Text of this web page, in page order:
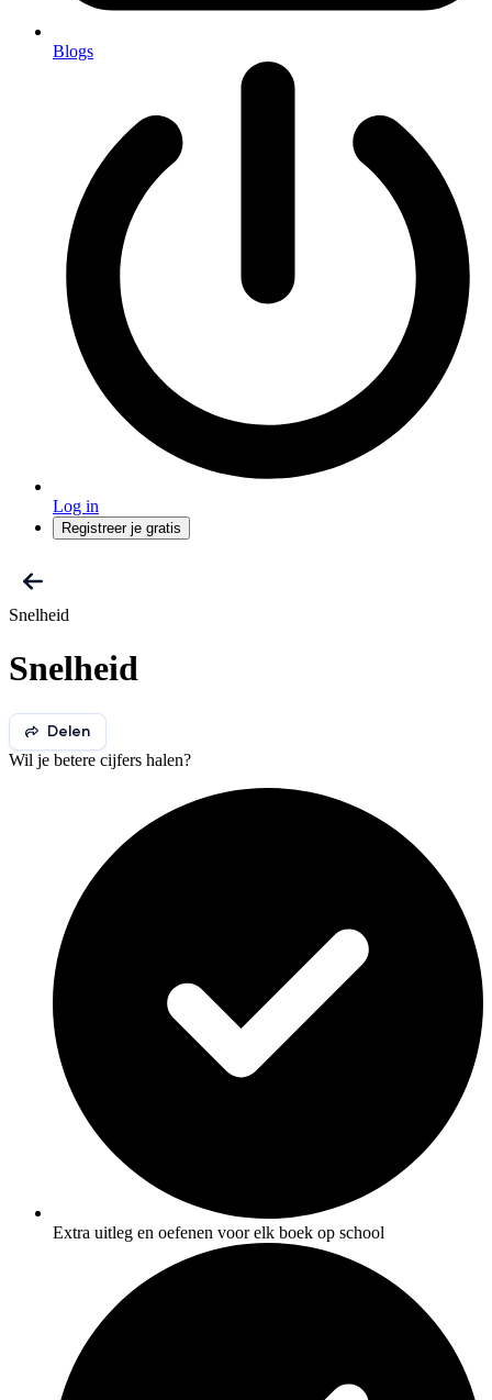
Blogs
Log in
Registreer je gratis
Snelheid
Snelheid
Delen
Wil je betere cijfers halen?
Extra uitleg en oefenen voor elk boek op school